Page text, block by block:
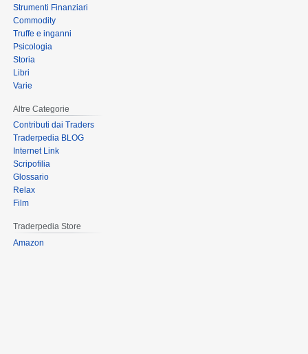
Strumenti Finanziari
Commodity
Truffe e inganni
Psicologia
Storia
Libri
Varie
Altre Categorie
Contributi dai Traders
Traderpedia BLOG
Internet Link
Scripofilia
Glossario
Relax
Film
Traderpedia Store
Amazon